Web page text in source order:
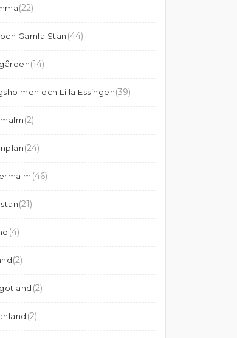
(22)
Gamla Stan (44)
(14)
och Lilla Essingen(39)
(2)
(24)
(46)
(21)
(4)
(2)
(2)
(2)